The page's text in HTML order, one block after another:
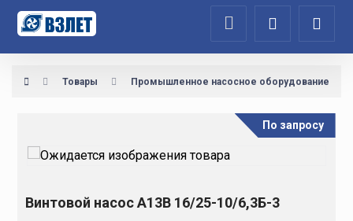
Товары Промышленное насосное оборудование
Винтовой насос А13В 16/25-10/6,3Б-3
По запросу